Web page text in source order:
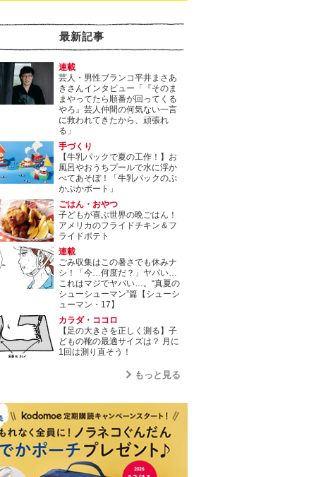
最新記事
連載
芸人・男性ブランコ平井まさあ
きさんインタビュー「『そのま
まやってたら順番が回ってくる
やろ』芸人仲間の何気ない一言
に救われてきたから、頑張れ
る」
手づくり
【牛乳パックで夏の工作！】お
風呂やおうちプールで水に浮か
べてあそぼ！「牛乳パックのぷ
かぷかボート」
ごはん・おやつ
子どもが喜ぶ世界の晩ごはん！
アメリカのフライドチキン＆フ
ライドポテト
連載
ごみ収集はこの暑さでも休みナ
シ！「今…何度だ？」ヤバい…
これはマジでヤバい…。“真夏の
シューシューマン”篇【シューシ
ューマン・17】
カラダ・ココロ
【足の大きさを正しく測る】子
どもの靴の最適サイズは？ 月に
1回は測り直そう！
もっと見る